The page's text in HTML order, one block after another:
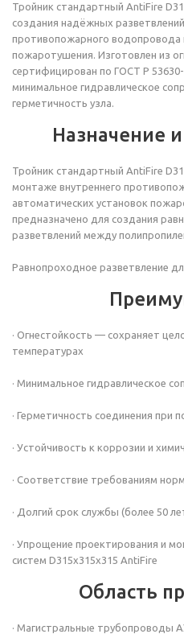
Тройник стандартный AntiFire
создания надёжных
противопожарного водопровода
пожаротушения. Изготовлен из
сертифицирован по ГОСТ Р
минимальное гидравлическое
герметичность узла.
Назначение
Тройник стандартный AntiFire
монтаже внутреннего
автоматических установок
предназначено для создания
разветвлений между
Равнопроходное разветвление
· Огнестойкость — сохраняет
температурах
· Минимальное гидравлическое
· Герметичность соединения при
· Устойчивость к коррозии и
· Соответствие требованиям
· Долгий срок службы (более 50
· Упрощение проектирования и
систем D315х315х315 AntiFire
Область
· Магистральные трубопроводы